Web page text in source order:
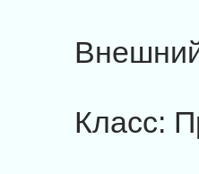
Класс: